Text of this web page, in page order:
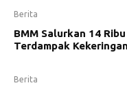
Berita
BMM Salurkan 14
Terdampak
Berita